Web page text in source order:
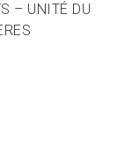
– UNITÉ DU